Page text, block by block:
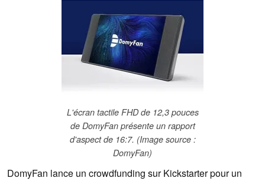
L'écran tactile FHD de 12,3 pouces
de DomyFan présente un rapport
d'aspect de 16:7. (Image source :
DomyFan)
DomyFan lance un crowdfunding sur Kickstarter pour un